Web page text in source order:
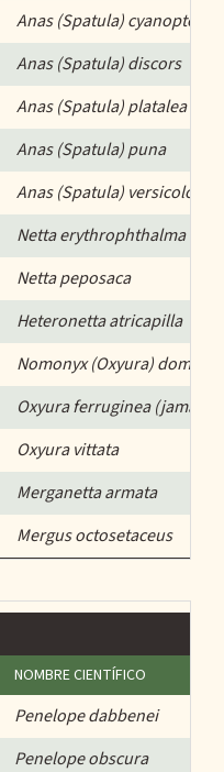
Anas (Spatula) cyanoptera
Anas (Spatula) discors
Anas (Spatula) platalea
Anas (Spatula) puna
Anas (Spatula) versicolor
Netta erythrophthalma
Netta peposaca
Heteronetta atricapilla
Nomonyx (Oxyura)
Oxyura ferruginea
Oxyura vittata
Merganetta armata
Mergus octosetaceus
NOMBRE CIENTÍFICO
Penelope dabbenei
Penelope obscura